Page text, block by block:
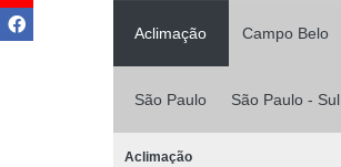
Aclimação Campo Belo
São Paulo São Paulo - Sul
Aclimação